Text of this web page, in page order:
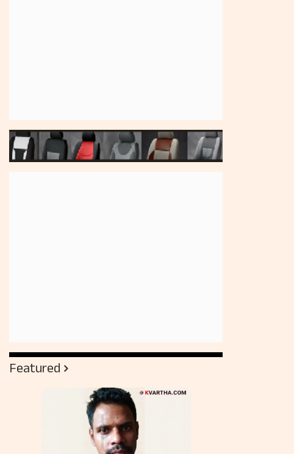
Featured